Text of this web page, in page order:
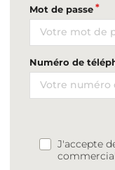
Mot de passe
Numéro de
J'accepte